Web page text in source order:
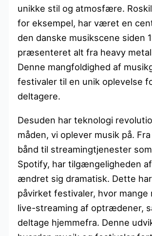
unikke stil og atmosfære.
for eksempel, har været en
den danske musikscene siden
præsenteret alt fra heavy
Denne mangfoldighed af
festivaler til en unik oplevelse
deltagere.
Desuden har teknologi
måden, vi oplever musik på. Fra
bånd til streamingtjenester
Spotify, har tilgængeligheden
ændret sig dramatisk. Dette
påvirket festivaler, hvor mange
live-streaming af optrædener,
deltage hjemmefra. Denne